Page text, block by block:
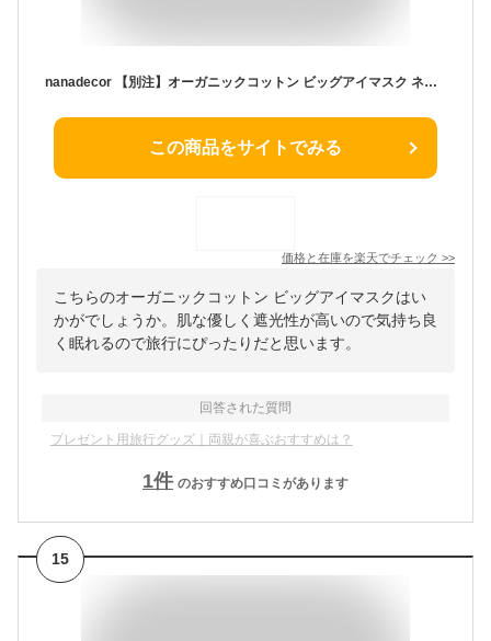
nanadecor 【別注】オーガニックコットン ビッグアイマスク ネイビー×チャコールグレー | オーガニック コットン 綿 旅行 快眠 疲れ目 リラックス 日本製 安眠 おしゃれ 便利グッズ トラベルグッズ 大きめ オリジナル 別注 限定 限定品 プレゼント [M便 1/2]
この商品をサイトでみる
価格と在庫を楽天でチェック >>
こちらのオーガニックコットン ビッグアイマスクはい
かがでしょうか。肌な優しく遮光性が高いので気持ち良
く眠れるので旅行にぴったりだと思います。
回答された質問
プレゼント用旅行グッズ｜両親が喜ぶおすすめは？
1件 のおすすめ口コミがあります
15